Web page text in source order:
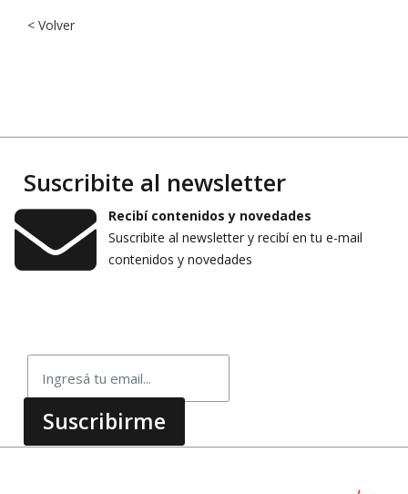
< Volver
Suscribite al newsletter
Recibí contenidos y novedades
Suscribite al newsletter y recibí en tu e-mail
contenidos y novedades